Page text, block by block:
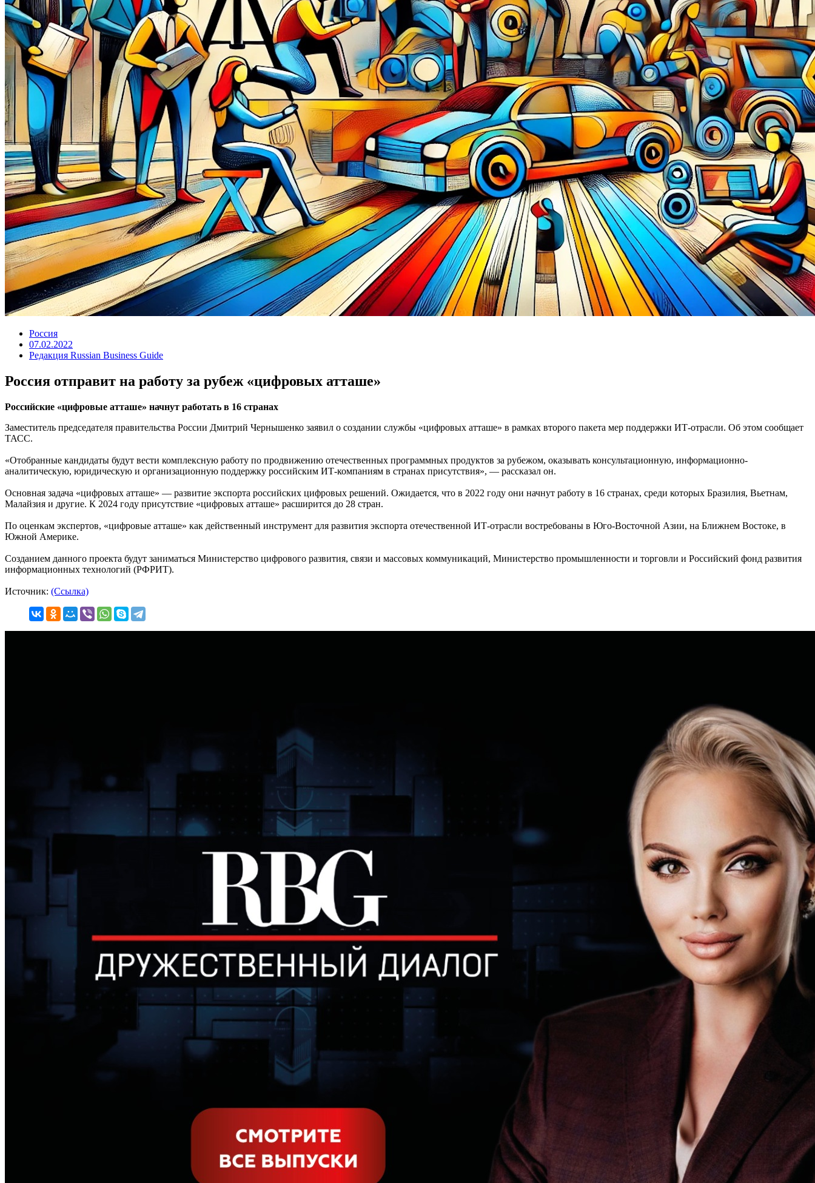
Россия
07.02.2022
Редакция Russian Business Guide
Россия отправит на работу за рубеж «цифровых атташе»
Российские «цифровые атташе» начнут работать в 16 странах
Заместитель председателя правительства России Дмитрий Чернышенко заявил о создании службы «цифровых атташе» в рамках второго пакета мер поддержки ИТ-отрасли. Об этом сообщает
ТАСС.
«Отобранные кандидаты будут вести комплексную работу по продвижению отечественных программных продуктов за рубежом, оказывать консультационную, информационно-
аналитическую, юридическую и организационную поддержку российским ИТ-компаниям в странах присутствия», — рассказал он.
Основная задача «цифровых атташе» — развитие экспорта российских цифровых решений. Ожидается, что в 2022 году они начнут работу в 16 странах, среди которых Бразилия, Вьетнам,
Малайзия и другие. К 2024 году присутствие «цифровых атташе» расширится до 28 стран.
По оценкам экспертов, «цифровые атташе» как действенный инструмент для развития экспорта отечественной ИТ-отрасли востребованы в Юго-Восточной Азии, на Ближнем Востоке, в
Южной Америке.
Созданием данного проекта будут заниматься Министерство цифрового развития, связи и массовых коммуникаций, Министерство промышленности и торговли и Российский фонд развития
информационных технологий (РФРИТ).
Источник: (Ссылка)